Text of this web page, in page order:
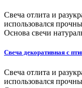
Свеча отлита и
использовался
Основа свечи
Свеча декоративная с
Свеча отлита и
использовался